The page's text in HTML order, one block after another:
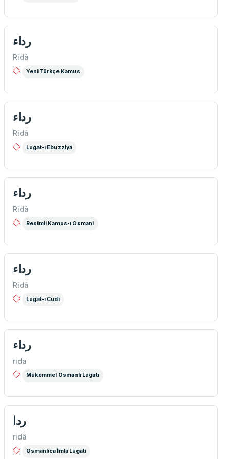
رداء
Ridâ
Yeni Türkçe Kamus
رداء
Ridâ
Lugat-ı Ebuzziya
رداء
Ridâ
Resimli Kamus-ı Osmani
رداء
Ridâ
Lugat-ı Cudi
رداء
rida
Mükemmel Osmanlı Lugatı
ردا
ridâ
Osmanlıca İmla Lügati